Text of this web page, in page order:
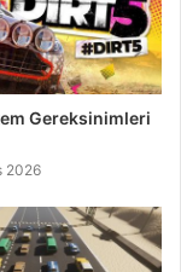
Gereksinimleri
2026